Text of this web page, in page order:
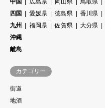
四国
愛媛県 徳島県 香川県
九州
福岡県 佐賀県 大分県
沖縄
離島
カテゴリー
街道
地酒